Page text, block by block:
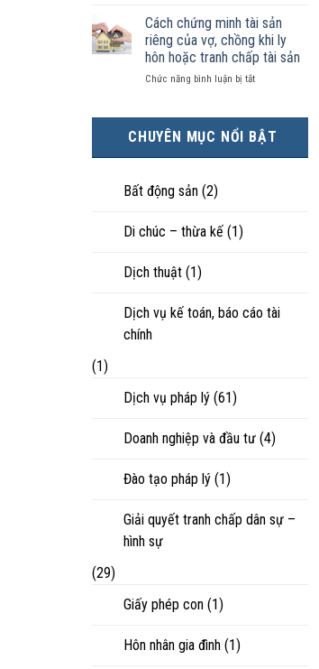
thực
tế?
chia
như
nào?
tế
tốt
hơn
cũng
được
con
ly
hôn
khi
hôn
nhân
Góc
nhìn
Cách chứng minh tài sản
riêng của vợ, chồng khi ly
hôn hoặc tranh chấp tài sản
Chức năng bình luận bị tắtở
tài
chấp
CHUYÊN MỤC NỔI BẬT
Bất động sản (2)
Di chúc – thừa kế (1)
Dịch thuật (1)
Dịch vụ kế toán, báo cáo tài
chính
(1)
Dịch vụ pháp lý (61)
Doanh nghiệp và đầu tư (4)
Đào tạo pháp lý (1)
Giải quyết tranh chấp dân sự –
hình sự
(29)
Giấy phép con (1)
Hôn nhân gia đình (1)